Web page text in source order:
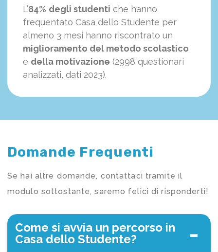
L’84% degli studenti che hanno
frequentato Casa dello Studente per
almeno 3 mesi hanno riscontrato un
miglioramento del metodo scolastico
e della motivazione (2998 questionari
analizzati, dati 2023).
Domande Frequenti
Se hai altre domande, contattaci tramite il
modulo sottostante, saremo felici di risponderti!
Come si avvia un percorso in
Casa dello Studente?